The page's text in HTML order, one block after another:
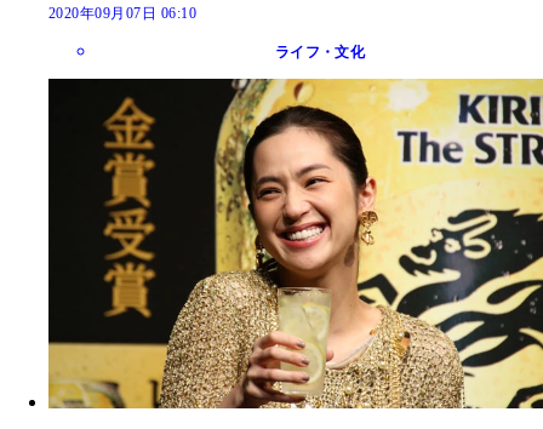
2020年09月07日 06:10
ライフ・文化